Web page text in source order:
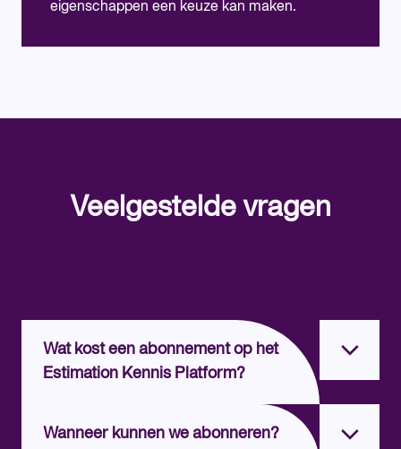
eigenschappen een keuze kan maken.
Veelgestelde vragen
Wat kost een abonnement op het
Estimation Kennis Platform?
Wanneer kunnen we abonneren?